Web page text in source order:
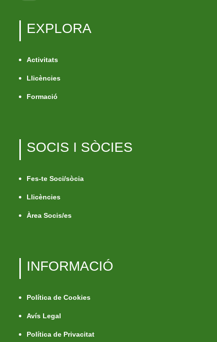
EXPLORA
Activitats
Llicències
Formació
SOCIS I SÒCIES
Fes-te Soci/sòcia
Llicències
Àrea Socis/es
INFORMACIÓ
Política de Cookies
Avís Legal
Política de Privacitat